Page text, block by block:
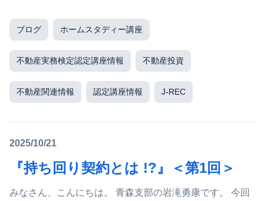
ブログ ホームスタディー講座
不動産実務検定認定講座情報 不動産投資
不動産関連情報 認定講座情報 J-REC
2025/10/21
『持ち回り契約とは !?』＜第1回＞
みなさん、こんにちは。 青森支部の岩滝勇康です。 今回